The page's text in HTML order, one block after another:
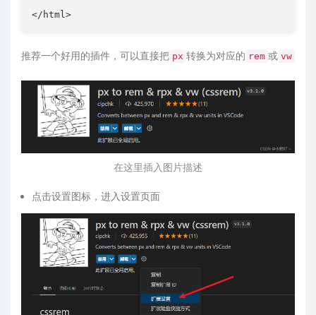
</ html>
推荐一个好用的插件，可以直接把 px 转换为对应的 rem 或 vw
在这里插入图片描述
点击设置图标，进入设置页面